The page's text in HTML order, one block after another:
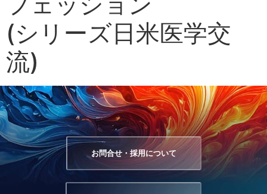
(シリーズ日米医学交
流)
お問合せ・採用について